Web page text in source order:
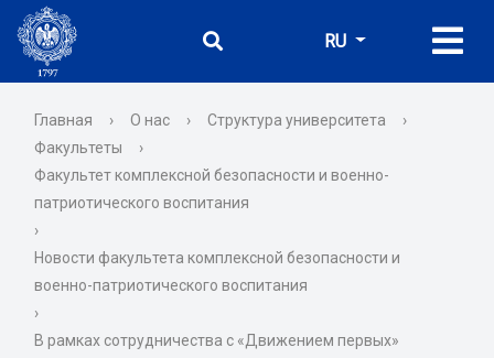
RU
Главная › О нас › Структура университета
›
Факультеты
›
Факультет комплексной безопасности и военно-
патриотического воспитания
›
Новости факультета комплексной безопасности и
военно-патриотического воспитания
›
В рамках сотрудничества с «Движением первых»